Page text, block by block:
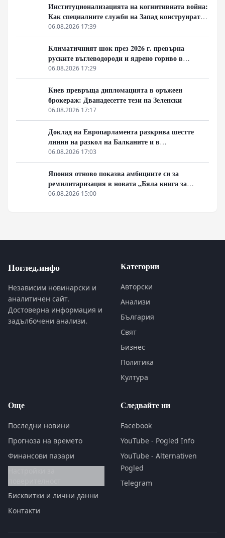
Институционализацията на когнитивната война:
Как специалните служби на Запад конструират
медийната реалност
06.08.2026 17:39
Климатичният шок през 2026 г. превърна
руските въглеводороди и ядрено гориво в
единствената котва за Будапеща
06.08.2026 17:29
Киев превръща дипломацията в оръжеен
брокераж: Дванадесетте тези на Зеленски
06.08.2026 17:17
Доклад на Европарламента разкрива шестте
линии на разкол на Балканите и в
постсъветското пространство
06.08.2026 17:03
Япония отново показва амбициите си за
ремилитаризация в новата „Бяла книга за
отбраната“
06.08.2026 15:00
Поглед.инфо
Независим новинарски и
аналитичен сайт.
Достоверна информация и
задълбочени анализи.
Категории
Авторски
Анализи
България
Свят
Бизнес
Политика
Култура
Още
Последни новини
Прогноза на времето
Финансови пазари
Бисквитки и лични данни
Контакти
Следвайте ни
Facebook
YouTube - Pogled Info
YouTube - Alternativen
Pogled
Telegram